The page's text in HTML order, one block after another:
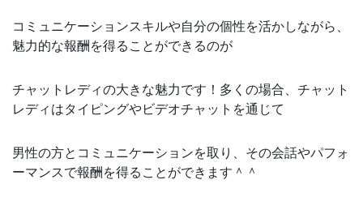
コミュニケーションスキルや自分の個性を活かしながら、
魅力的な報酬を得ることができるのが
チャットレディの大きな魅力です！多くの場合、チャット
レディはタイピングやビデオチャットを通じて
男性の方とコミュニケーションを取り、その会話やパフォ
ーマンスで報酬を得ることができます＾＾